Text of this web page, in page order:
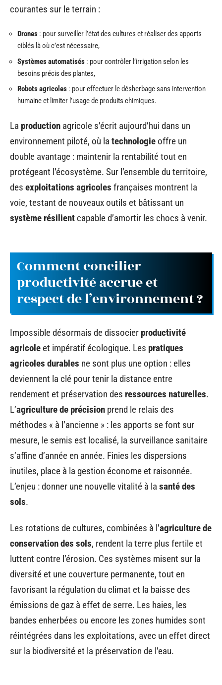
courantes sur le terrain :
Drones : pour surveiller l’état des cultures et réaliser des apports
ciblés là où c’est nécessaire,
Systèmes automatisés : pour contrôler l’irrigation selon les
besoins précis des plantes,
Robots agricoles : pour effectuer le désherbage sans intervention
humaine et limiter l’usage de produits chimiques.
La production agricole s’écrit aujourd’hui dans un
environnement piloté, où la technologie offre un
double avantage : maintenir la rentabilité tout en
protégeant l’écosystème. Sur l’ensemble du territoire,
des exploitations agricoles françaises montrent la
voie, testant de nouveaux outils et bâtissant un
système résilient capable d’amortir les chocs à venir.
Comment concilier
productivité accrue et
respect de l’environnement ?
Impossible désormais de dissocier productivité
agricole et impératif écologique. Les pratiques
agricoles durables ne sont plus une option : elles
deviennent la clé pour tenir la distance entre
rendement et préservation des ressources naturelles.
L’agriculture de précision prend le relais des
méthodes « à l’ancienne » : les apports se font sur
mesure, le semis est localisé, la surveillance sanitaire
s’affine d’année en année. Finies les dispersions
inutiles, place à la gestion économe et raisonnée.
L’enjeu : donner une nouvelle vitalité à la santé des
sols.
Les rotations de cultures, combinées à l’agriculture de
conservation des sols, rendent la terre plus fertile et
luttent contre l’érosion. Ces systèmes misent sur la
diversité et une couverture permanente, tout en
favorisant la régulation du climat et la baisse des
émissions de gaz à effet de serre. Les haies, les
bandes enherbées ou encore les zones humides sont
réintégrées dans les exploitations, avec un effet direct
sur la biodiversité et la préservation de l’eau.